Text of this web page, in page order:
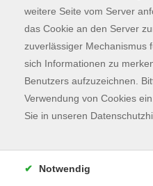
1 Kurs
weitere Seite vom Server
das Cookie an den Server
zuverlässiger Mechanismus
sich Informationen zu
Benutzers aufzuzeichnen.
Verwendung von Cookies
Sie in unseren
Notwendig